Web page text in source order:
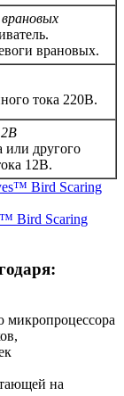
врановых.
тока 220В.
или другого
12В.
Bird Scaring
микропроцессора
на